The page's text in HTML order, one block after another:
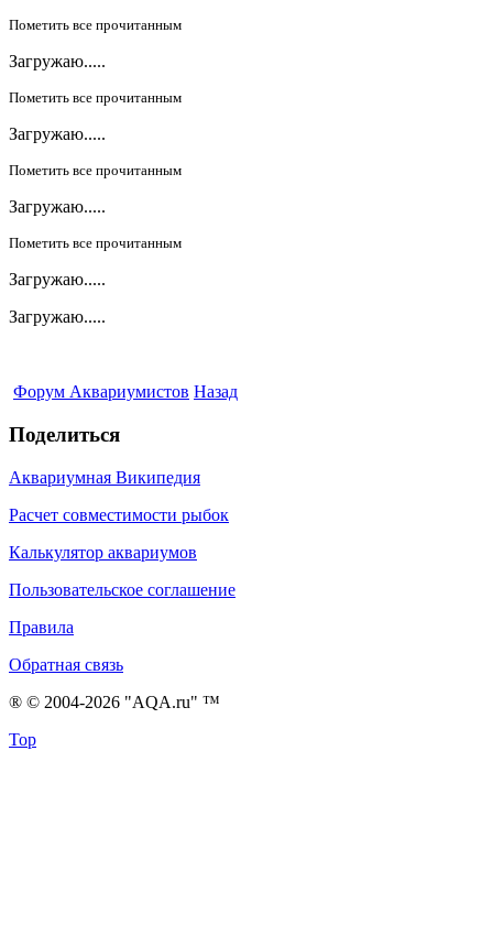
Пометить все прочитанным
Загружаю.....
Пометить все прочитанным
Загружаю.....
Пометить все прочитанным
Загружаю.....
Пометить все прочитанным
Загружаю.....
Загружаю.....
Форум Аквариумистов Назад
Поделиться
Аквариумная Википедия
Расчет совместимости рыбок
Калькулятор аквариумов
Пользовательское соглашение
Правила
Обратная связь
® © 2004-2026 "AQA.ru" ™
Top